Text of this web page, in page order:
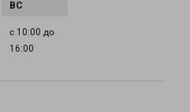
с 10:00 до
16:00